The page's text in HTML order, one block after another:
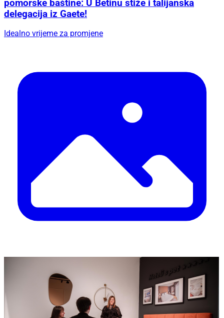
pomorske baštine: U Betinu stiže i talijanska
delegacija iz Gaete!
Idealno vrijeme za promjene